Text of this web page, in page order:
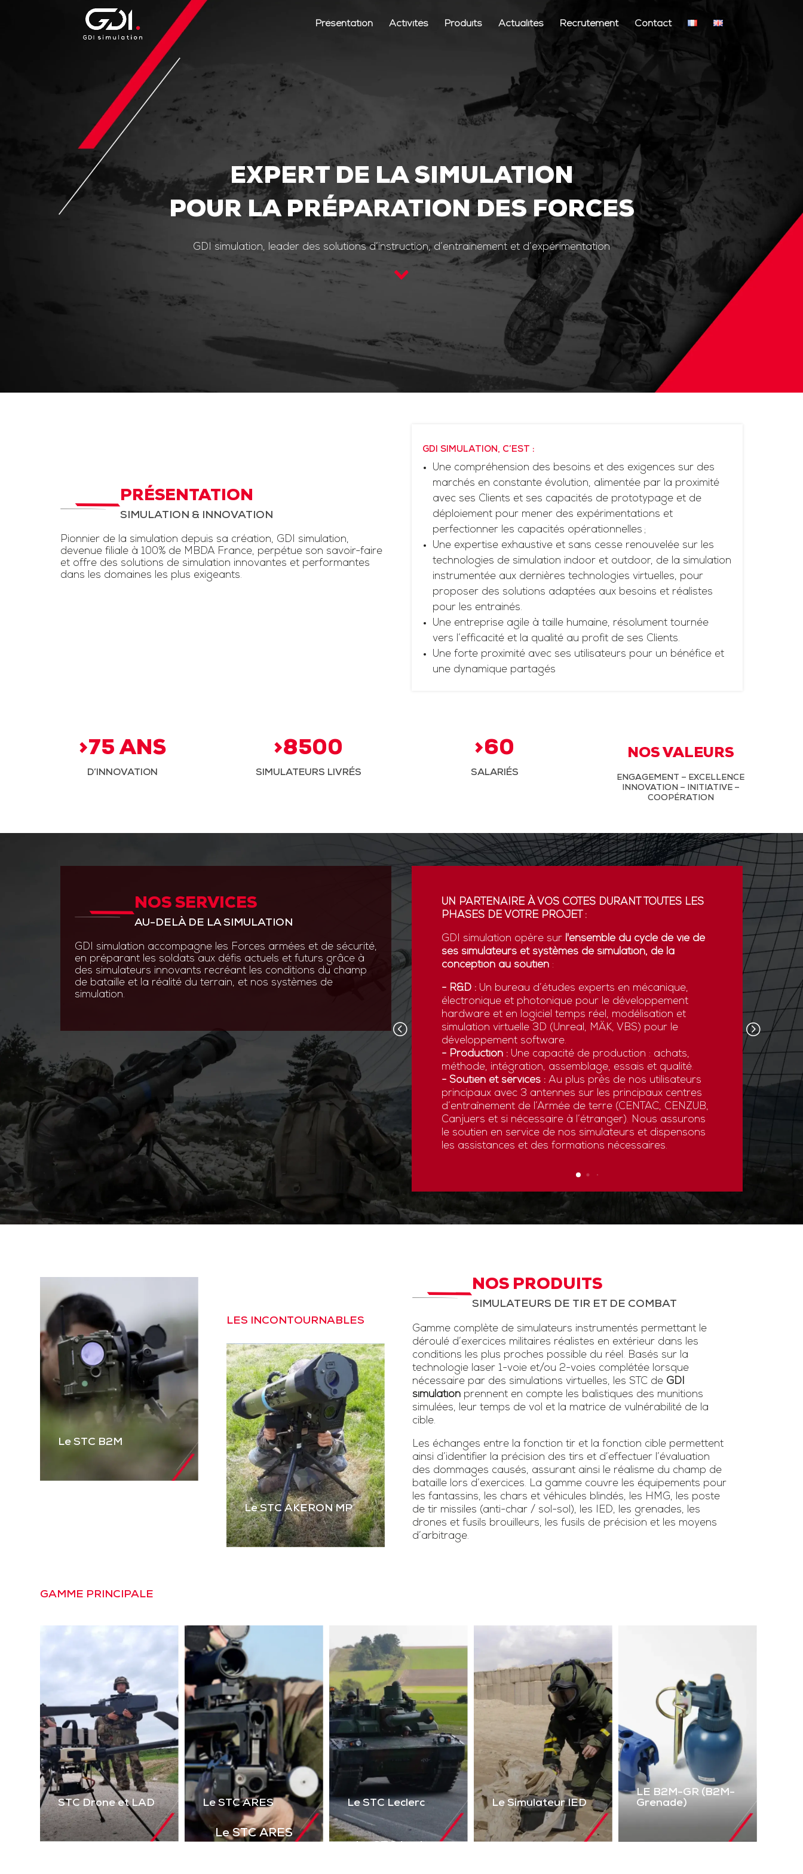
Présentation Activités Produits Actualités Recrutement Contact
EXPERT DE LA SIMULATION
POUR LA PRÉPARATION DES FORCES
GDI simulation, leader des solutions d’instruction, d’entrainement et d’expérimentation
PRÉSENTATION
SIMULATION & INNOVATION
Pionnier de la simulation depuis sa création, GDI simulation,
devenue filiale à 100% de MBDA France, perpétue son savoir-faire
et offre des solutions de simulation innovantes et performantes
dans les domaines les plus exigeants.
GDI SIMULATION, C’EST :
Une compréhension des besoins et des exigences sur des
marchés en constante évolution, alimentée par la proximité
avec ses Clients et ses capacités de prototypage et de
déploiement pour mener des expérimentations et
perfectionner les capacités opérationnelles ;
Une expertise exhaustive et sans cesse renouvelée sur les
technologies de simulation indoor et outdoor, de la simulation
instrumentée aux dernières technologies virtuelles, pour
proposer des solutions adaptées aux besoins et réalistes
pour les entrainés.
Une entreprise agile à taille humaine, résolument tournée
vers l’efficacité et la qualité au profit de ses Clients.
Une forte proximité avec ses utilisateurs pour un bénéfice et
une dynamique partagés
>75 ANS
D’INNOVATION
>8500
SIMULATEURS LIVRÉS
>60
SALARIÉS
NOS VALEURS
ENGAGEMENT – EXCELLENCE
INNOVATION – INITIATIVE –
COOPÉRATION
NOS SERVICES
AU-DELÀ DE LA SIMULATION
GDI simulation accompagne les Forces armées et de sécurité,
en préparant les soldats aux défis actuels et futurs grâce à
des simulateurs innovants recréant les conditions du champ
de bataille et la réalité du terrain, et nos systèmes de
simulation.
ANTICIPER PAR L’INNOVATION
GDI Simulation place l’innovation au cœur de sa R&D
ingénierie système, optronique, micromécanique et
logiciels.
Grâce à des technologies de pointe comme la réalité
aux contraintes du terrain.
UN PARTENAIRE À VOS CÔTÉS DURANT TOUTES LES
PHASES DE VOTRE PROJET :
GDI simulation opère sur l'ensemble du cycle de vie de
ses simulateurs et systèmes de simulation, de la
conception au soutien :
- R&D : Un bureau d’études experts en mécanique,
électronique et photonique pour le développement
hardware et en logiciel temps réel, modélisation et
simulation virtuelle 3D (Unreal, MÄK, VBS) pour le
développement software.
- Production : Une capacité de production : achats,
méthode, intégration, assemblage, essais et qualité.
- Soutien et services : Au plus près de nos utilisateurs
principaux avec 3 antennes sur les principaux centres
d’entraînement de l’Armée de terre (CENTAC, CENZUB,
Canjuers et si nécessaire à l’étranger). Nous assurons
le soutien en service de nos simulateurs et dispensons
les assistances et des formations nécessaires.
GDI
La
l’export.
GDI
son
et des
Le STC B2M
mitrailleuses. Basé sur
LES INCONTOURNABLES
Le STC AKERON MP
virtuelle) du poste de tir
de l’Akeron MP. Permet
le tir en vue directe et
indirecte sur cibles
instrumentées.
Télécharger la
plaquette
NOS PRODUITS
SIMULATEURS DE TIR ET DE COMBAT
Gamme complète de simulateurs instrumentés permettant le
déroulé d’exercices militaires réalistes en extérieur dans les
conditions les plus proches possible du réel. Basés sur la
technologie laser 1-voie et/ou 2-voies complétée lorsque
nécessaire par des simulations virtuelles, les STC de GDI
simulation prennent en compte les balistiques des munitions
simulées, leur temps de vol et la matrice de vulnérabilité de la
cible.
Les échanges entre la fonction tir et la fonction cible permettent
ainsi d’identifier la précision des tirs et d’effectuer l’évaluation
des dommages causés, assurant ainsi le réalisme du champ de
bataille lors d’exercices. La gamme couvre les équipements pour
les fantassins, les chars et véhicules blindés, les HMG, les poste
de tir missiles (anti-char / sol-sol), les IED, les grenades, les
drones et fusils brouilleurs, les fusils de précision et les moyens
d’arbitrage.
GAMME PRINCIPALE
STC Drone et LAD Le STC ARES
Le STC ARES
Le STC Leclerc Le Simulateur IED
LE B2M-GR (B2M-
Grenade)